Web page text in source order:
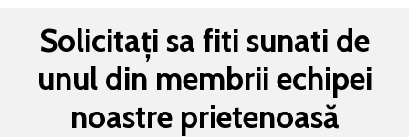
Solicitați sa fiti sunati de
unul din membrii echipei
noastre prietenoasă